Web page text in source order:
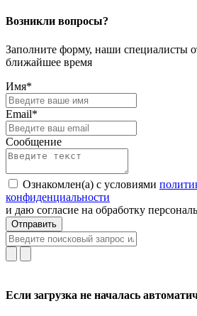
Возникли вопросы?
Заполните форму, наши специалисты
ближайшее время
Имя*
Email*
Сообщение
Ознакомлен(а) с условиями
конфиденциальности
и даю согласие на обработку
Отправить
Если загрузка не началась